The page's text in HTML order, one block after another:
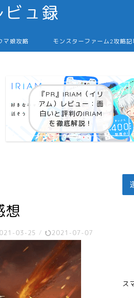
ビュ録
マ娘攻略 モンスターファーム2攻略記
『PR』IRIAM（イリ
アム）レビュー：面
白いと評判のIRIAM
を徹底解説！
想
03-25 / 2021-07-07
ス